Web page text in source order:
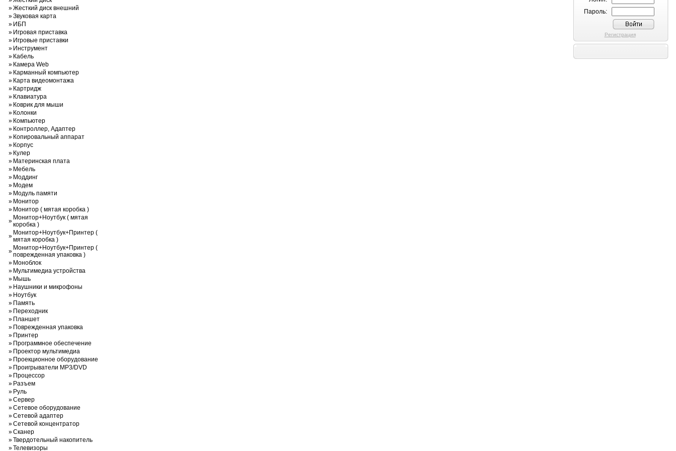
»Жесткий диск внешний
»Звуковая карта
» ИБП
» Игровая приставка
» Игровые приставки
» Инструмент
» Кабель
» Камера Web
» Карманный компьютер
» Карта видеомонтажа
» Картридж
» Клавиатура
» Коврик для мыши
» Колонки
» Компьютер
» Контроллер, Адаптер
» Копировальный аппарат
» Корпус
» Кулер
» Материнская плата
» Мебель
» Моддинг
» Модем
» Модуль памяти
» Монитор
» Монитор ( мятая коробка )
» Монитор+Ноутбук ( мятая
коробка )
» Монитор+Ноутбук+Принтер (
мятая коробка )
» Монитор+Ноутбук+Принтер (
поврежденная упаковка )
» Моноблок
» Мультимедиа устройства
» Мышь
» Наушники и микрофоны
» Ноутбук
» Память
» Переходник
» Планшет
» Поврежденная упаковка
» Принтер
» Программное обеспечение
» Проектор мультимедиа
» Проекционное оборудование
» Проигрыватели MP3/DVD
» Процессор
» Разъем
» Руль
»Сервер
»Сетевое оборудование
»Сетевой адаптер
»Сетевой концентратор
»Сканер
»Твердотельный накопитель
»Телевизоры
Пароль:
Регистрация